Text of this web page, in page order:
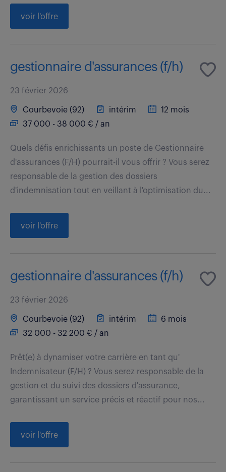
voir l'offre
gestionnaire d'assurances (f/h)
23 février 2026
Courbevoie (92) intérim
12 mois
37 000 - 38 000 € / an
Quels défis enrichissants un poste de Gestionnaire
d'assurances (F/H) pourrait-il vous offrir ? Vous serez
responsable de la gestion des dossiers
d'indemnisation tout en veillant à l'optimisation du...
voir l'offre
gestionnaire d'assurances (f/h)
23 février 2026
Courbevoie (92) intérim
6 mois
32 000 - 32 200 € / an
Prêt(e) à dynamiser votre carrière en tant qu'
Indemnisateur (F/H) ? Vous serez responsable de la
gestion et du suivi des dossiers d'assurance,
garantissant un service précis et réactif pour nos...
voir l'offre